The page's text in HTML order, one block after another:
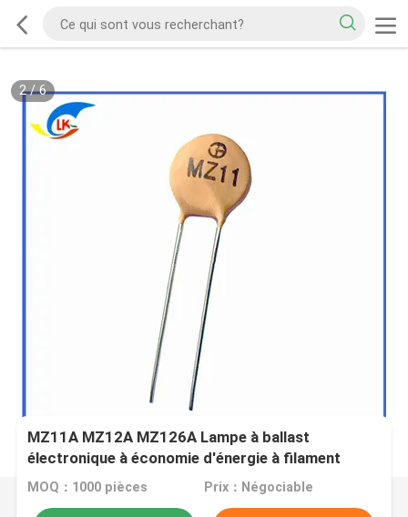
2/6
MZ11A MZ12A MZ126A Lampe à ballast
électronique à économie d'énergie à filament
préchauffant PTC Thermistor
MOQ：1000 pièces Prix：Négociable